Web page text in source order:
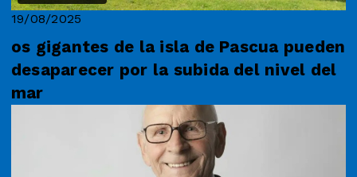
19/08/2025
os gigantes de la isla de Pascua pueden
desaparecer por la subida del nivel del
mar